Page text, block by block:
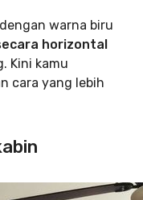
warna biru
horizontal
Kini kamu
cara yang lebih